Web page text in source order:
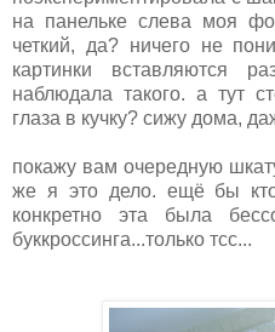
на панельке слева моя
четкий, да? ничего не
картинки вставляются
наблюдала такого. а тут
глаза в кучку? сижу дома,
покажу вам очередную
же я это дело. ещё бы
конкретно эта была
буккроссинга...только тсс...